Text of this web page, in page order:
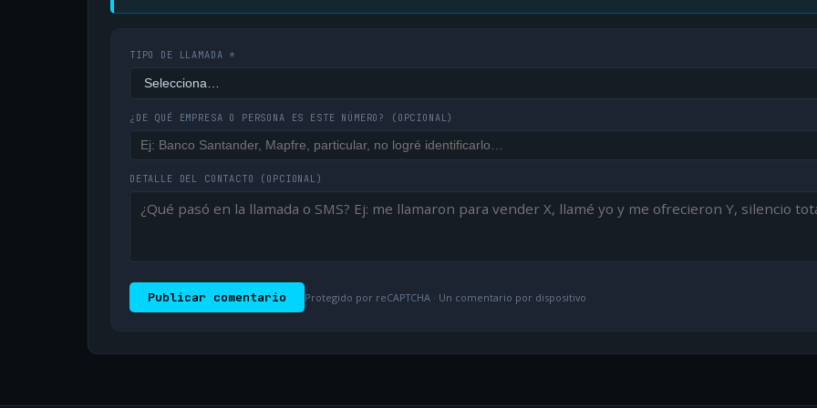
TIPO DE LLAMADA *
¿DE QUÉ EMPRESA O PERSONA ES ESTE NÚMERO? (OPCIONAL)
DETALLE DEL CONTACTO (OPCIONAL)
Publicar comentario Protegido por reCAPTCHA · Un comentario por dispositivo